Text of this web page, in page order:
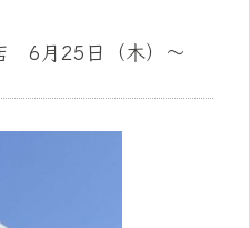
6月25日（木）～